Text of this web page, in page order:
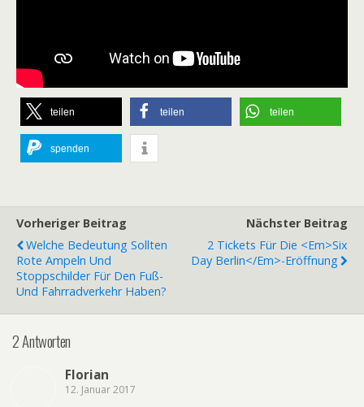
teilen teilen teilen
spenden
Vorheriger Beitrag
Welche Bedeutung Sollten
Rote Ampeln Und
Stoppschilder Für Den Fuß-
Und Fahrradverkehr Haben?
Nächster Beitrag
2 Tickets Für Die <em>Six
Day Berlin</em>-Eröffnung
2 Antworten
Florian
12. Januar 2017